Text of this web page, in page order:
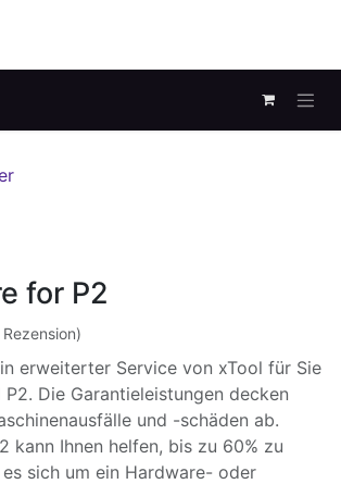
for P2
erweiterter Service von xTool für Sie
Die Garantieleistungen decken
und -schäden ab.
kann Ihnen helfen, bis zu 60% zu
sich um ein Hardware- oder